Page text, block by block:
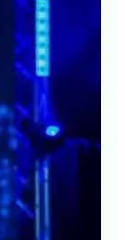
à la
Une CMA